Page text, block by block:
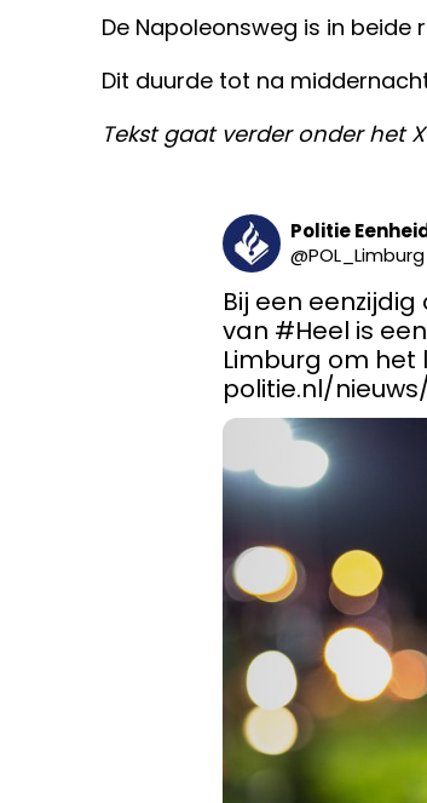
De Napoleonsweg is in
Dit duurde tot na
Tekst gaat verder onder het
Politie
@POL_Limburg
Bij een
van #Heel is
politie.nl/